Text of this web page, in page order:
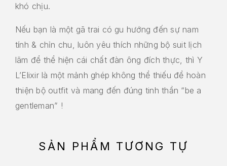
khó chịu.
Nếu bạn là một gã trai có gu hướng đến sự nam
tính & chỉn chu, luôn yêu thích những bộ suit lịch
lãm để thể hiện cái chất đàn ông đích thực, thì Y
L’Elixir là một mảnh ghép không thể thiếu để hoàn
thiện bộ outfit và mang đến đúng tinh thần “be a
gentleman” !
SẢN PHẨM TƯƠNG TỰ